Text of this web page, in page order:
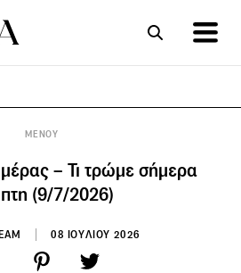
ΜΕΝΟΥ
– Τι τρώμε σήμερα
(9/7/2026)
08 ΙΟΥΛΙΟΥ 2026